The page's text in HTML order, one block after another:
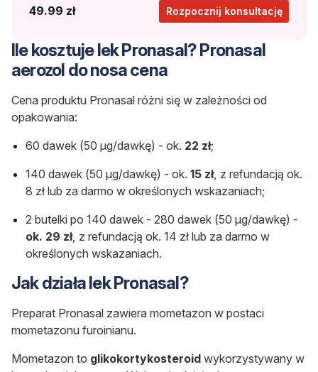
49.99 zł Rozpocznij konsultację
Ile kosztuje lek Pronasal? Pronasal
aerozol do nosa cena
Cena produktu Pronasal różni się w zależności od
opakowania:
60 dawek (50 µg/dawkę) - ok. 22 zł;
140 dawek (50 µg/dawkę) - ok. 15 zł, z refundacją ok.
8 zł lub za darmo w określonych wskazaniach;
2 butelki po 140 dawek - 280 dawek (50 µg/dawkę) -
ok. 29 zł, z refundacją ok. 14 zł lub za darmo w
określonych wskazaniach.
Jak działa lek Pronasal?
Preparat Pronasal zawiera mometazon w postaci
mometazonu furoinianu.
Mometazon to glikokortykosteroid wykorzystywany w